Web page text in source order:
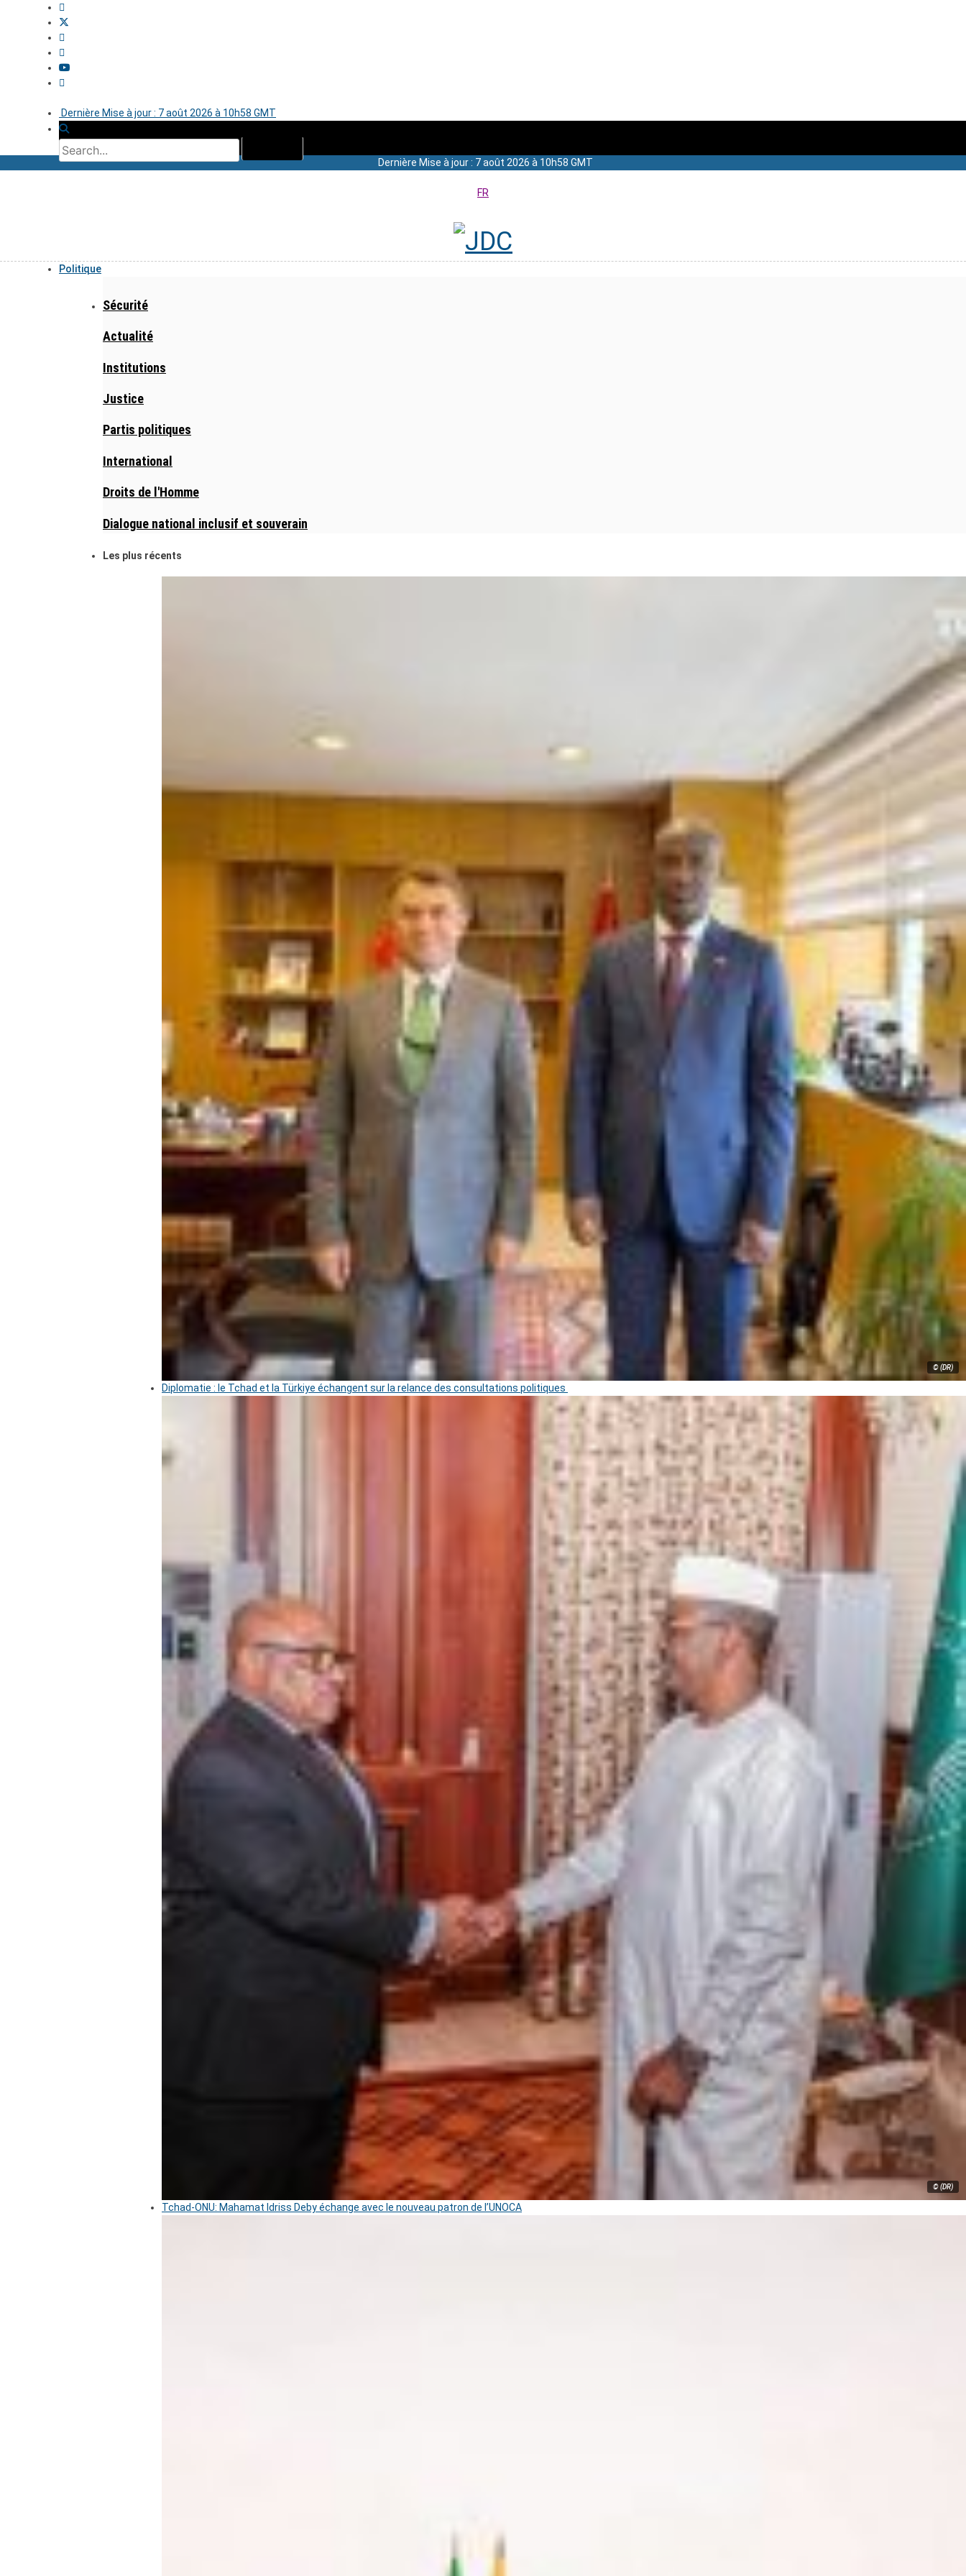
Dernière Mise à jour : 7 août 2026 à 10h58 GMT
Dernière Mise à jour : 7 août 2026 à 10h58 GMT
FR
Politique
Sécurité
Actualité
Institutions
Justice
Partis politiques
International
Droits de l'Homme
Dialogue national inclusif et souverain
Les plus récents
© (DR)
Diplomatie : le Tchad et la Türkiye échangent sur la relance des consultations politiques
© (DR)
Tchad-ONU: Mahamat Idriss Deby échange avec le nouveau patron de l’UNOCA